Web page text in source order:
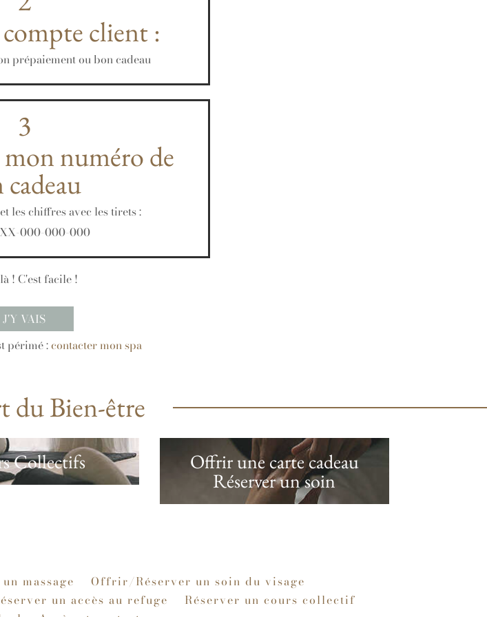
client :
prépaiement ou bon cadeau
3
mon numéro de
les chiffres avec les tirets :
000-000-000
! C'est facile !
J'Y VAIS
périmé :contacter mon spa
du Bien-être
Collectifs Offrir une carte cadeau
Réserver un soin
massage
Offrir/Réserver un soin du visage
un accès au refuge
Réserver un cours collectif